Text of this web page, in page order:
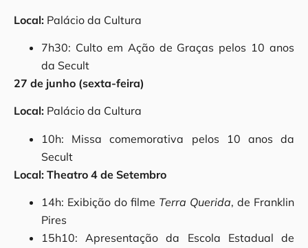
Local: Palácio da Cultura
7h30: Culto em Ação de Graças pelos 10 anos
da Secult
27 de junho (sexta-feira)
Local: Palácio da Cultura
10h: Missa comemorativa pelos 10 anos da
Secult
Local: Theatro 4 de Setembro
14h: Exibição do filme Terra Querida, de Franklin
Pires
15h10: Apresentação da Escola Estadual de